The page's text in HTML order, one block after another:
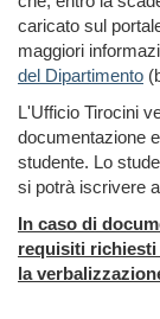
caricato sul
maggiori
del Dipartimento
L'Ufficio Tirocini
documentazione
studente. Lo
si potrà iscrivere
In caso di
requisiti richiesti
la